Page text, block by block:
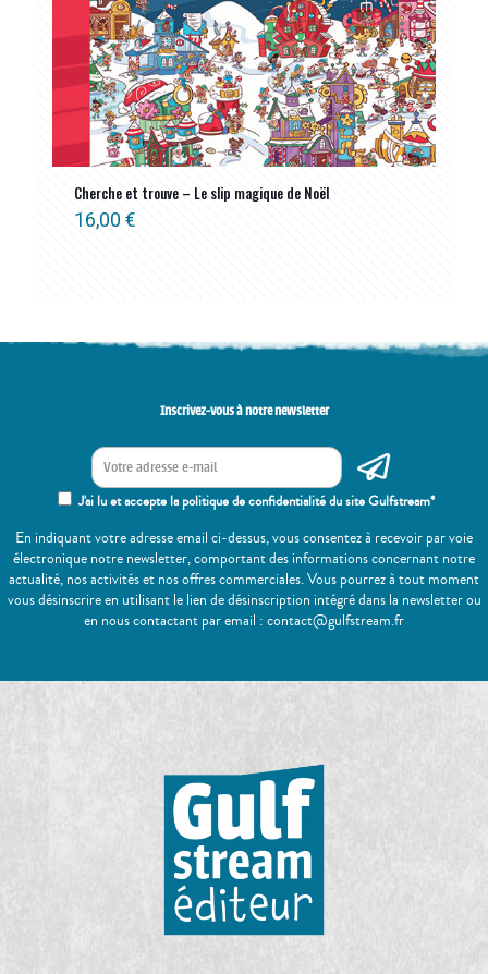
Cherche et trouve – Le slip magique de Noël
16,00 €
Inscrivez-vous à notre newsletter
J'ai lu et accepte la politique de confidentialité du site Gulfstream*
En indiquant votre adresse email ci-dessus, vous consentez à recevoir par voie
électronique notre newsletter, comportant des informations concernant notre
actualité, nos activités et nos offres commerciales. Vous pourrez à tout moment
vous désinscrire en utilisant le lien de désinscription intégré dans la newsletter ou
en nous contactant par email : contact@gulfstream.fr